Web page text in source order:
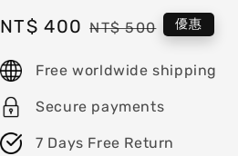
Sale
NT$ 400 Regular
NT$ 500 優惠
Free worldwide shipping
Secure payments
7 Days Free Return